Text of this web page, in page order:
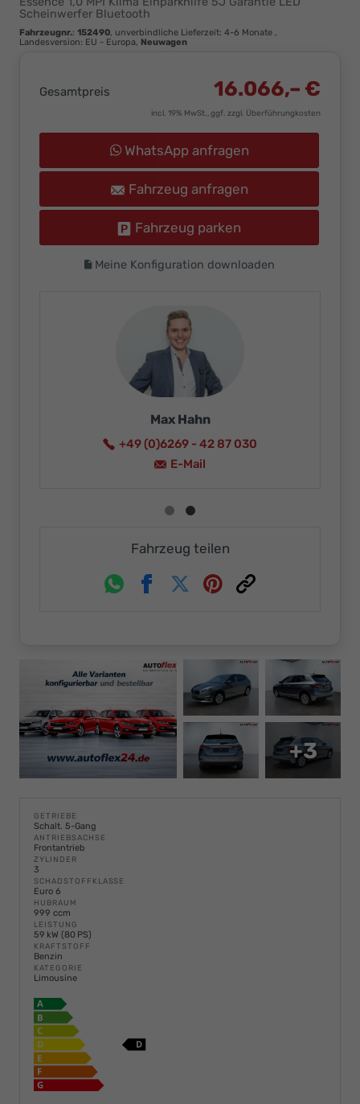
Ihr
Innovatives
Scheinwerfer Bluetooth
Fahrzeugnr.: 152490 , unverbindliche Lieferzeit: 4-6 Monate ,
Landesversion: EU - Europa, Neuwagen
Gesamtpreis 16.066,– €
incl. 19% MwSt., ggf. zzgl. Überführungkosten
WhatsApp anfragen
Fahrzeug anfragen
Fahrzeug parken
Meine Konfiguration downloaden
Max Hahn
+49 (0)6269 - 42 87 030
E-Mail
Fahrzeug teilen
WhatsappFacebookTwitterPinterest
Link
+3
GETRIEBE
Schalt. 5-Gang
ANTRIEBSACHSE
Frontantrieb
ZYLINDER
3
SCHADSTOFFKLASSE
Euro 6
HUBRAUM
999 ccm
LEISTUNG
59 kW (80 PS)
KRAFTSTOFF
Benzin
KATEGORIE
Limousine